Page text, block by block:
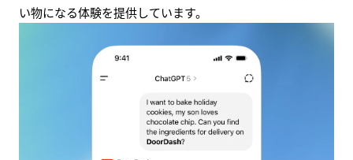
い物になる体験を提供しています。